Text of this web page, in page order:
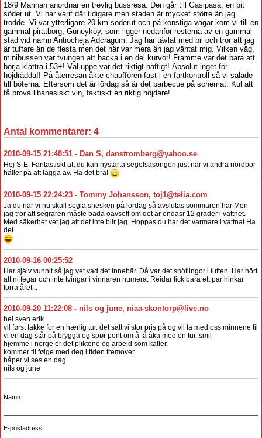
18/9 Marinan anordnar en trevlig bussresa. Den går till Gasipasa, en bit
söder ut. Vi har varit där tidigare men staden är mycket större än jag
trodde. Vi var ytterligare 20 km söderut och på konstiga vägar kom vi till en
gammal piratborg, Guneyköy, som ligger nedanför resterna av en gammal
stad vid namn Antiocheja Adcragum. Jag har tävlat med bil och tror att jag
är tuffare än de flesta men det här var mera än jag väntat mig. Vilken väg,
minibussen var tvungen att backa i en del kurvor! Framme var det bara att
börja klättra i 53+! Väl uppe var det riktigt häftigt! Absolut inget för
höjdrädda!! På återresan åkte chauffören fast i en fartkontroll så vi salade
till böterna. Eftersom det är lördag så är det barbecue på schemat. Kul att
få prova libanesiskt vin, faktiskt en riktig höjdare!
Antal kommentarer: 4
2010-09-15 21:48:51 - Dan S, danstromberg@yahoo.se
Hej S-E, Fantastiskt att du kan nystarta segelsäsongen just när vi andra nordbor
håller på att lägga av. Ha det bra!
2010-09-15 22:24:23 - Tommy Johansson, toj1@telia.com
Ja du när vi nu skall segla snesken på lördag så avslutas sommaren här Men
jag tror att segraren måste bada oavsett om det är endasr 12 grader i vattnet.
Med säkerhet vet jag att det inte blir jag. Hoppas du har det varmare i vattnat Ha
det
2010-09-16 00:25:52
Har själv vunnit så jag vet vad det innebär. Då var det snöflingor i luften. Har hört
att ni fegar och inte tvingar i vinnaren numera. Reidar fick bara ett par hinkar
förra året...
2010-09-20 11:22:08 - nils og june, niaa-skontorp@live.no
hei sven erik
vil først takke for en hærlig tur. det satt vi stor pris på og vil ta med oss minnene til
vi en dag står på brygga og spør pent om å få åka med en tur, smil
hjemme i norge er det pliktene og arbeid som kaller.
kommer til følge med deg i tiden fremover.
håper vi ses en dag
nils og june
Namn:
E-postadress: